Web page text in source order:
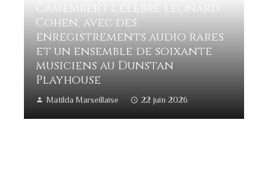
Camembert célèbre Leonard
Cohen, avec des
enregistrements audio rares
et un ensemble de soixante
musiciens au Dunstan
Playhouse
Matilda Marseillaise 22 juin 2026